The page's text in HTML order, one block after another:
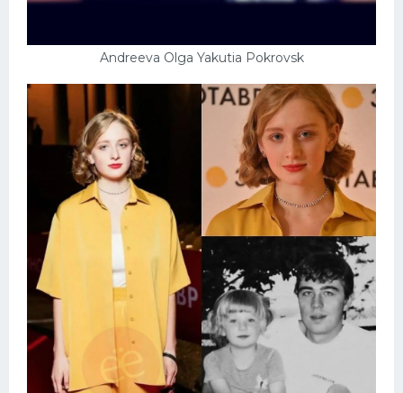
Andreeva Olga Yakutia Pokrovsk